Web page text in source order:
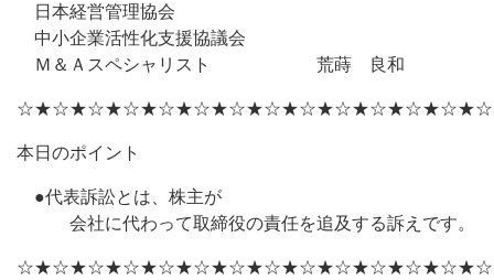
日本経営管理協会
中小企業活性化支援協議会
Ｍ＆Ａスペシャリスト 荒蒔 良和
本日のポイント
●代表訴訟とは、株主が
会社に代わって取締役の責任を追及する訴えです。